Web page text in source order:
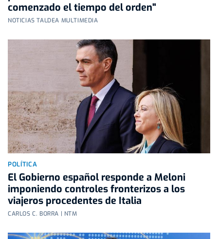
comenzado el tiempo del orden"
NOTICIAS TALDEA MULTIMEDIA
POLÍTICA
El Gobierno español responde a Meloni
imponiendo controles fronterizos a los
viajeros procedentes de Italia
CARLOS C. BORRA | NTM